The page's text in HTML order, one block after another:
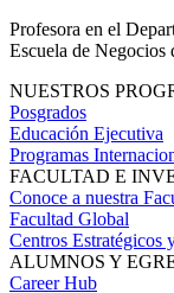
Profesora en el
Escuela de
NUESTROS
Posgrados
Educación Ejecutiva
Programas
FACULTAD E
Conoce a nuestra
Facultad Global
Centros Estratégicos
ALUMNOS Y
Career Hub